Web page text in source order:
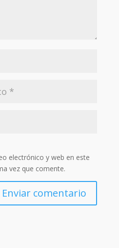
electrónico y web en este
vez que comente.
Enviar comentario